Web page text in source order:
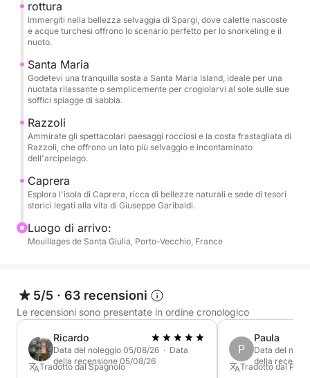
snorkeling e la scoperta delle meraviglie
sottomarine. A Santa Maria, goditi una tranquilla
nuotata o semplicemente rilassati al sole, godendoti
la serenità di questa splendida isola.
Prosegui verso Razzoli, dove spettacolari formazioni
indimenticabili opportunità fotografiche. Infine, visita
Caprera, ricca di storia e fascino naturale, che
ospita sia spiagge selvagge che siti storici legati a
Giuseppe Garibaldi.
Durante tutta la giornata, un gommone sarà a
disposizione per raggiungere spiagge e calette
nascoste, rendendo l'esperienza ancora più
Che tu stia pagaiando nel mare scintillante o
facendo snorkeling tra pesci colorati, ogni momento
ti lascerà a bocca aperta.
Questo è il tour perfetto per chi desidera scoprire i
rottura
Immergiti nella bellezza selvaggia di Spargi, dove calette nascoste
e acque turchesi offrono lo scenario perfetto per lo snorkeling e il
nuoto.
Santa Maria
Godetevi una tranquilla sosta a Santa Maria Island, ideale per una
nuotata rilassante o semplicemente per crogiolarvi al sole sulle sue
soffici spiagge di sabbia.
Razzoli
Ammirate gli spettacolari paesaggi rocciosi e la costa frastagliata di
Razzoli, che offrono un lato più selvaggio e incontaminato
dell'arcipelago.
Caprera
Esplora l'isola di Caprera, ricca di bellezze naturali e sede di tesori
storici legati alla vita di Giuseppe Garibaldi.
Luogo di arrivo:
Mouillages de Santa Giulia, Porto-Vecchio, France
5/5 · 63 recensioni
Le recensioni sono presentate in ordine cronologico
Ricardo
Data del noleggio 05/08/26 · Data
della recensione 05/08/26
Tradotto dal Spagnolo
P
Paula
Data del
della
Tradotto dal